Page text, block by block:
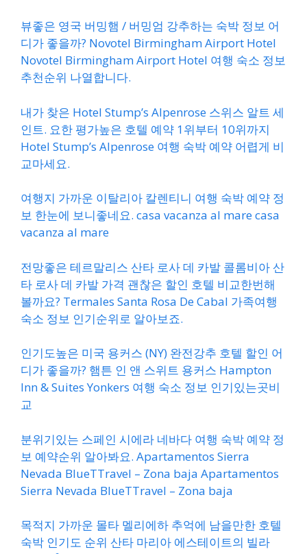
뷰좋은 영국 버밍햄 / 버밍엄 강추하는 숙박 정보 어
디가 좋을까? Novotel Birmingham Airport Hotel
Novotel Birmingham Airport Hotel 여행 숙소 정보
추천순위 나열합니다.
내가 찾은 Hotel Stump’s Alpenrose 스위스 알트 세
인트. 요한 평가높은 호텔 예약 1위부터 10위까지
Hotel Stump’s Alpenrose 여행 숙박 예약 어렵게 비
교마세요.
여행지 가까운 이탈리아 칼렌티니 여행 숙박 예약 정
보 한눈에 보니좋네요. casa vacanza al mare casa
vacanza al mare
전망좋은 테르말리스 산타 로사 데 카발 콜롬비아 산
타 로사 데 카발 가격 괜찮은 할인 호텔 비교한번해
볼까요? Termales Santa Rosa De Cabal 가족여행
숙소 정보 인기순위로 알아보죠.
인기도높은 미국 용커스 (NY) 완전강추 호텔 할인 어
디가 좋을까? 햄튼 인 앤 스위트 용커스 Hampton
Inn & Suites Yonkers 여행 숙소 정보 인기있는곳비
교
분위기있는 스페인 시에라 네바다 여행 숙박 예약 정
보 예약순위 알아봐요. Apartamentos Sierra
Nevada BlueTTravel – Zona baja Apartamentos
Sierra Nevada BlueTTravel – Zona baja
목적지 가까운 몰타 멜리에하 추억에 남을만한 호텔
숙박 인기도 순위 산타 마리아 에스테이트의 빌라